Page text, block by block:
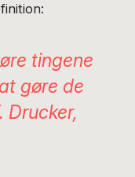
tingene
gøre de
Drucker,